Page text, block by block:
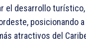
el desarrollo turístico,
posicionando a
atractivos del